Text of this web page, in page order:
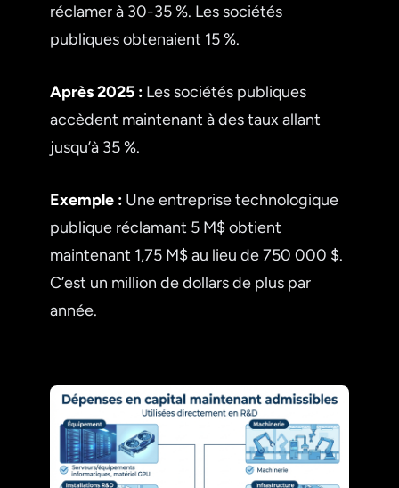
réclamer à 30-35 %. Les sociétés
publiques obtenaient 15 %.
Après 2025 : Les sociétés publiques
accèdent maintenant à des taux allant
jusqu’à 35 %.
Exemple : Une entreprise technologique
publique réclamant 5 M$ obtient
maintenant 1,75 M$ au lieu de 750 000 $.
C’est un million de dollars de plus par
année.